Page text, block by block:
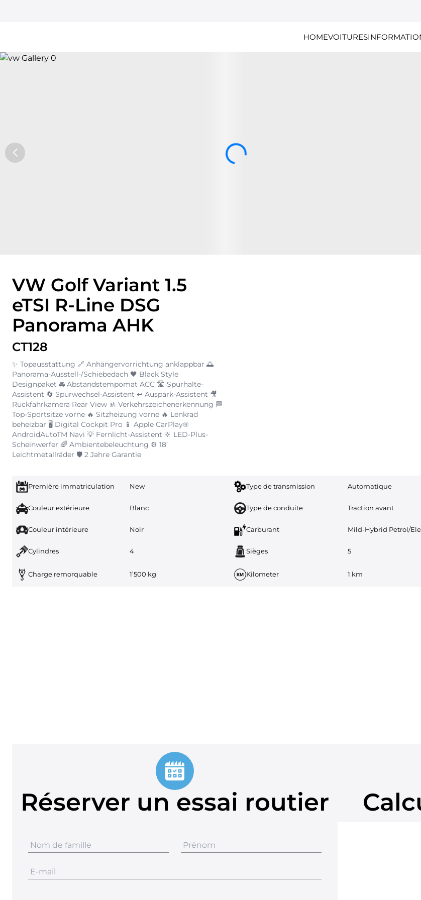
HOMEVOITURES
VW Golf Variant 1.5
eTSI R-Line DSG
Panorama AHK
CT128
✨ Topausstattung 🔗 Anhängervorrichtung anklappbar 🌅
Panorama-Ausstell-/Schiebedach 🖤 Black Style
Designpaket 🚘 Abstandstempomat ACC 🛣️ Spurhalte-
Assistent 🔄 Spurwechsel-Assistent ↩️ Auspark-Assistent 🎥
Rückfahrkamera Rear View 🚸 Verkehrszeichenerkennung 🏁
Top-Sportsitze vorne 🔥 Sitzheizung vorne 🔥 Lenkrad
beheizbar 🖥️ Digital Cockpit Pro 📱 Apple CarPlay®
AndroidAutoTM Navi 💡 Fernlicht-Assistent 🔆 LED-Plus-
Scheinwerfer 🌈 Ambientebeleuchtung ⚙️ 18’
Leichtmetallräder 🛡️ 2 Jahre Garantie
Première immatriculation New Type de transmission Automatique
Couleur extérieure Blanc Type de conduite Traction avant
Couleur intérieure Noir Carburant Mild-Hybrid Petrol/
Cylindres 4 Sièges 5
Charge remorquable 1’500 kg Kilometer 1 km
Réserver un essai routier